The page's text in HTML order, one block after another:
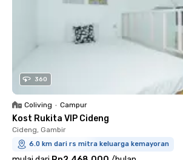
360
Coliving • Campur
Kost Rukita VIP Cideng
Cideng, Gambir
6.0 km dari rs mitra keluarga kemayoran